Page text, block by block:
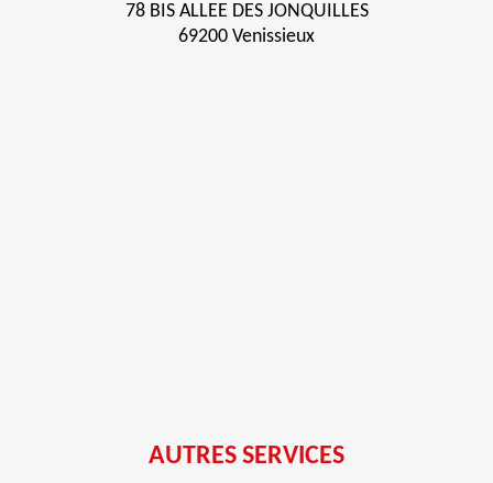
78 BIS ALLEE DES JONQUILLES
69200 Venissieux
AUTRES SERVICES